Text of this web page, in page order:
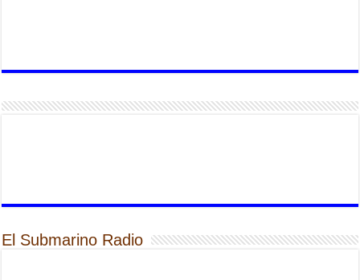
El Submarino Radio